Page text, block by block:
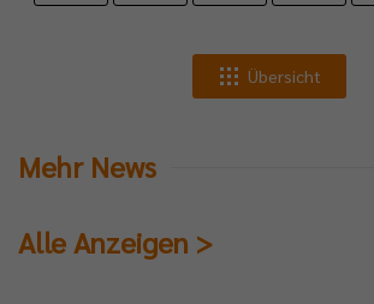
Übersicht
Mehr News
Alle Anzeigen >